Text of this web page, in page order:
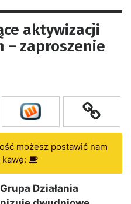
aktywizacji
– zaproszenie
możesz postawić nam
Działania